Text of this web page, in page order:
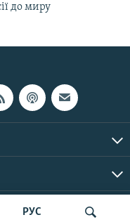
РУС
до миру
| Усі права застережено.